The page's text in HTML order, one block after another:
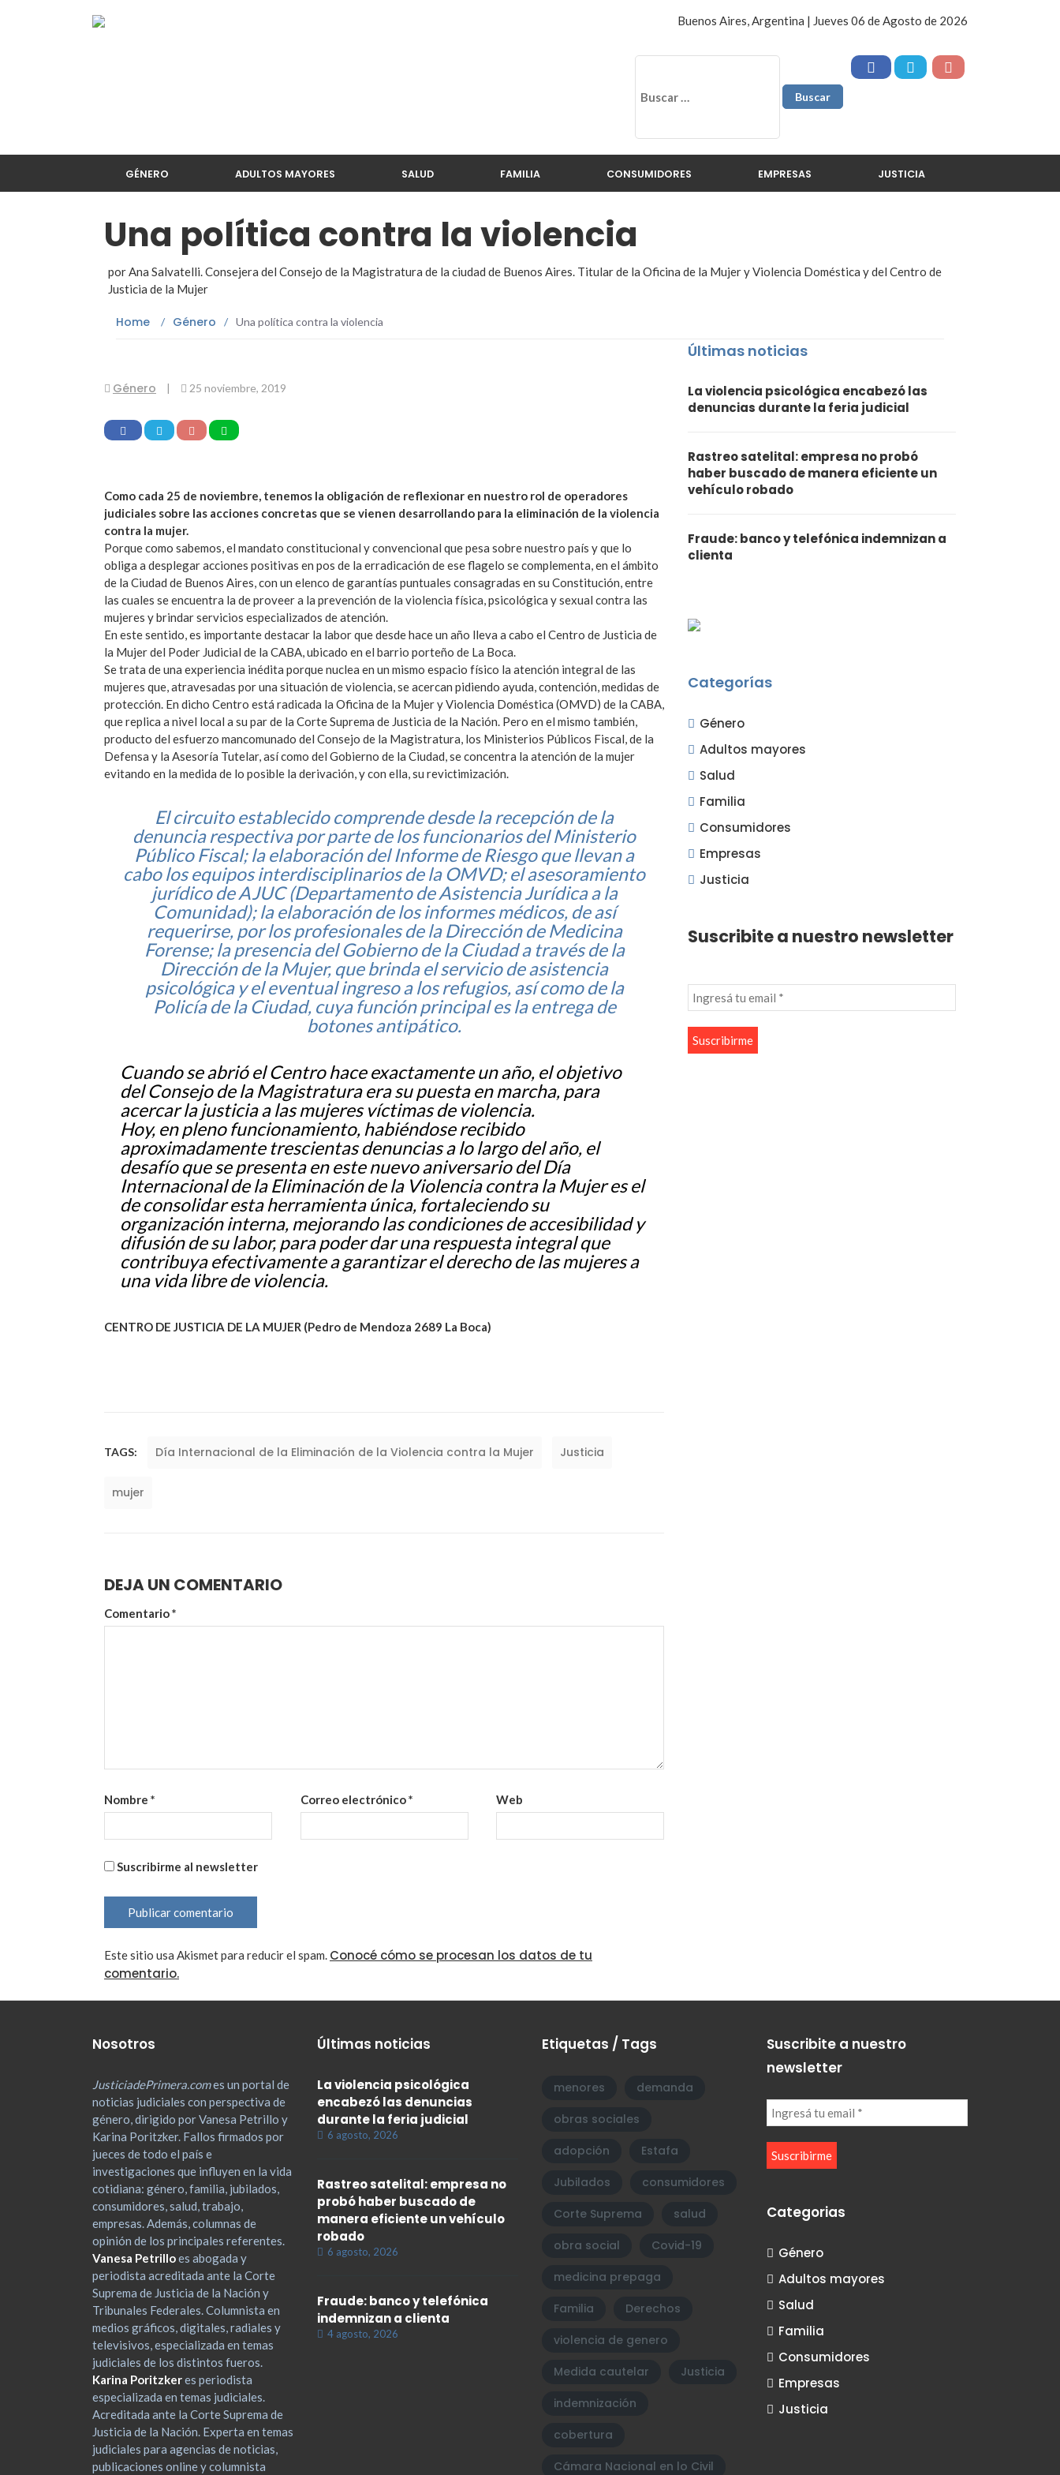
Buenos Aires, Argentina | Jueves 06 de Agosto de 2026
GÉNERO ADULTOS MAYORES SALUD FAMILIA CONSUMIDORES EMPRESAS JUSTICIA
Una política contra la violencia
por Ana Salvatelli. Consejera del Consejo de la Magistratura de la ciudad de Buenos Aires. Titular de la Oficina de la Mujer y Violencia Doméstica y del Centro de
Justicia de la Mujer
Home / Género / Una política contra la violencia
Género | 25 noviembre, 2019
Como cada 25 de noviembre, tenemos la obligación de reflexionar en nuestro rol de operadores
judiciales sobre las acciones concretas que se vienen desarrollando para la eliminación de la violencia
contra la mujer.
Porque como sabemos, el mandato constitucional y convencional que pesa sobre nuestro país y que lo
obliga a desplegar acciones positivas en pos de la erradicación de ese flagelo se complementa, en el ámbito
de la Ciudad de Buenos Aires, con un elenco de garantías puntuales consagradas en su Constitución, entre
las cuales se encuentra la de proveer a la prevención de la violencia física, psicológica y sexual contra las
mujeres y brindar servicios especializados de atención.
En este sentido, es importante destacar la labor que desde hace un año lleva a cabo el Centro de Justicia de
la Mujer del Poder Judicial de la CABA, ubicado en el barrio porteño de La Boca.
Se trata de una experiencia inédita porque nuclea en un mismo espacio físico la atención integral de las
mujeres que, atravesadas por una situación de violencia, se acercan pidiendo ayuda, contención, medidas de
protección. En dicho Centro está radicada la Oficina de la Mujer y Violencia Doméstica (OMVD) de la CABA,
que replica a nivel local a su par de la Corte Suprema de Justicia de la Nación. Pero en el mismo también,
producto del esfuerzo mancomunado del Consejo de la Magistratura, los Ministerios Públicos Fiscal, de la
Defensa y la Asesoría Tutelar, así como del Gobierno de la Ciudad, se concentra la atención de la mujer
evitando en la medida de lo posible la derivación, y con ella, su revictimización.
El circuito establecido comprende desde la recepción de la
denuncia respectiva por parte de los funcionarios del Ministerio
Público Fiscal; la elaboración del Informe de Riesgo que llevan a
cabo los equipos interdisciplinarios de la OMVD; el asesoramiento
jurídico de AJUC (Departamento de Asistencia Jurídica a la
Comunidad); la elaboración de los informes médicos, de así
requerirse, por los profesionales de la Dirección de Medicina
Forense; la presencia del Gobierno de la Ciudad a través de la
Dirección de la Mujer, que brinda el servicio de asistencia
psicológica y el eventual ingreso a los refugios, así como de la
Policía de la Ciudad, cuya función principal es la entrega de
botones antipático.
Cuando se abrió el Centro hace exactamente un año, el objetivo
del Consejo de la Magistratura era su puesta en marcha, para
acercar la justicia a las mujeres víctimas de violencia.
Hoy, en pleno funcionamiento, habiéndose recibido
aproximadamente trescientas denuncias a lo largo del año, el
desafío que se presenta en este nuevo aniversario del Día
Internacional de la Eliminación de la Violencia contra la Mujer es el
de consolidar esta herramienta única, fortaleciendo su
organización interna, mejorando las condiciones de accesibilidad y
difusión de su labor, para poder dar una respuesta integral que
contribuya efectivamente a garantizar el derecho de las mujeres a
una vida libre de violencia.
CENTRO DE JUSTICIA DE LA MUJER (Pedro de Mendoza 2689 La Boca)
TAGS: Día Internacional de la Eliminación de la Violencia contra la Mujer Justicia
mujer
DEJA UN COMENTARIO
Comentario*
Nombre * Correo electrónico* Web
Suscribirme al newsletter
Este sitio usa Akismet para reducir el spam. Conocé cómo se procesan los datos de tu
comentario.
Últimas noticias
La violencia psicológica encabezó las
denuncias durante la feria judicial
Rastreo satelital: empresa no probó
haber buscado de manera eficiente un
vehículo robado
Fraude: banco y telefónica indemnizan a
clienta
Categorías
Género
Adultos mayores
Salud
Familia
Consumidores
Empresas
Justicia
Suscribite a nuestro newsletter
Nosotros
JusticiadePrimera.comes un portal de
noticias judiciales con perspectiva de
género, dirigido por Vanesa Petrillo y
Karina Poritzker. Fallos firmados por
jueces de todo el país e
investigaciones que influyen en la vida
cotidiana: género, familia, jubilados,
consumidores, salud, trabajo,
empresas. Además, columnas de
opinión de los principales referentes.
Vanesa Petrilloes abogada y
periodista acreditada ante la Corte
Suprema de Justicia de la Nación y
Tribunales Federales. Columnista en
medios gráficos, digitales, radiales y
televisivos, especializada en temas
judiciales de los distintos fueros.
Karina Poritzkeres periodista
especializada en temas judiciales.
Acreditada ante la Corte Suprema de
Justicia de la Nación. Experta en temas
judiciales para agencias de noticias,
publicaciones online y columnista
Últimas noticias
La violencia psicológica
encabezó las denuncias
durante la feria judicial
6 agosto, 2026
Rastreo satelital: empresa no
probó haber buscado de
manera eficiente un vehículo
robado
6 agosto, 2026
Fraude: banco y telefónica
indemnizan a clienta
4 agosto, 2026
Etiquetas / Tags
menores
demanda
obras sociales
adopción
Estafa
Jubilados
consumidores
Corte Suprema
salud
obra social
Covid-19
medicina prepaga
Familia
Derechos
violencia de genero
Medida cautelar
Justicia
indemnización
cobertura
Cámara Nacional en lo Civil
Suscribite a nuestro
newsletter
Categorias
Género
Adultos mayores
Salud
Familia
Consumidores
Empresas
Justicia